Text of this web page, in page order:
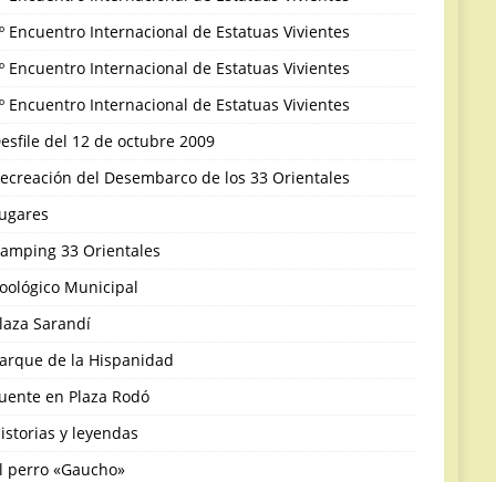
Encuentro Internacional de Estatuas Vivientes
Encuentro Internacional de Estatuas Vivientes
Encuentro Internacional de Estatuas Vivientes
del 12 de octubre 2009
del Desembarco de los 33 Orientales
33 Orientales
Municipal
Sarandí
de la Hispanidad
en Plaza Rodó
y leyendas
perro «Gaucho»